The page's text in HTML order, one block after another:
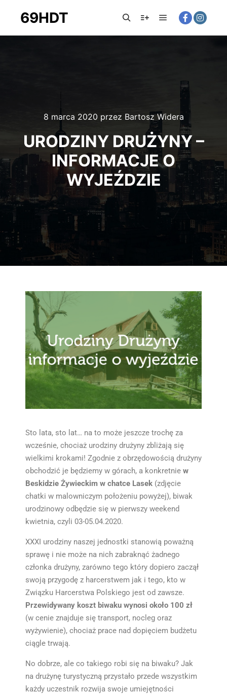
69HDT
8 marca 2020 przez Bartosz Widera
URODZINY DRUŻYNY –
INFORMACJE O
WYJEŹDZIE
Sto lata, sto lat… na to może jeszcze trochę za
wcześnie, chociaż urodziny drużyny zbliżają się
wielkimi krokami! Zgodnie z obrzędowością drużyny
obchodzić je będziemy w górach, a konkretnie w
Beskidzie Żywieckim w chatce Lasek (zdjęcie
chatki w malowniczym położeniu powyżej), biwak
urodzinowy odbędzie się w pierwszy weekend
kwietnia, czyli 03-05.04.2020.
XXXI urodziny naszej jednostki stanowią poważną
sprawę i nie może na nich zabraknąć żadnego
członka drużyny, zarówno tego który dopiero zaczął
swoją przygodę z harcerstwem jak i tego, kto w
Związku Harcerstwa Polskiego jest od zawsze.
Przewidywany koszt biwaku wynosi około 100 zł
(w cenie znajduje się transport, nocleg oraz
wyżywienie), chociaż prace nad dopięciem budżetu
ciągle trwają.
No dobrze, ale co takiego robi się na biwaku? Jak
na drużynę turystyczną przystało przede wszystkim
każdy uczestnik rozwija swoje umiejętności